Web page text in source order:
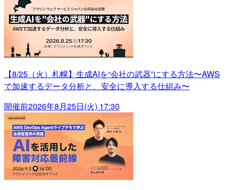
【8/25（火）札幌】生成AIを“会社の武器”にする方法〜AWS
で加速するデータ分析と、安全に導入する仕組み〜
開催前2026年8月25日(火) 17:30